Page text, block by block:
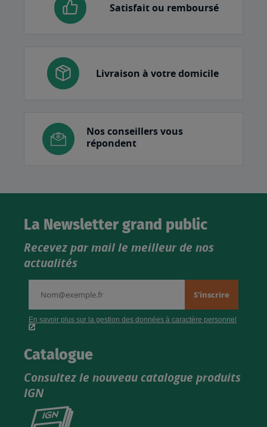
Satisfait ou remboursé
Livraison à votre domicile
Nos conseillers vous
répondent
La Newsletter grand public
Recevez par mail le meilleur de nos
actualités
Catalogue
Consultez le nouveau catalogue produits
IGN
Consultez